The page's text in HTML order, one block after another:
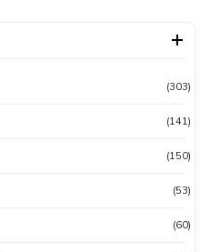
(303)
(141)
(150)
(53)
(60)